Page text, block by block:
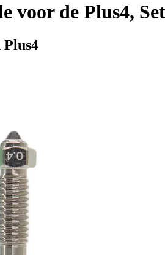
voor de Plus4,